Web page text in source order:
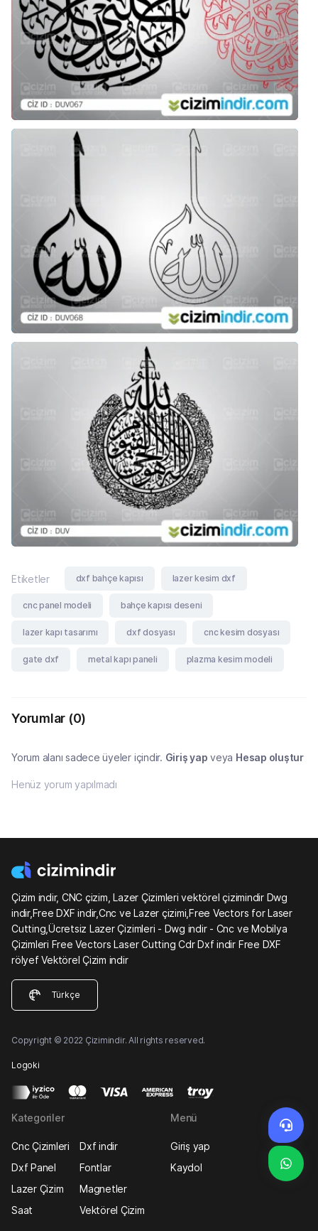
Etiketler dxf bahçe kapısı lazer kesim dxf
cnc panel modeli bahçe kapısı deseni
lazer kapı tasarımı dxf dosyası cnc kesim dosyası
gate dxf metal kapı paneli plazma kesim modeli
Yorumlar (0)
Yorum alanı sadece üyeler içindir. Giriş yap veya Hesap oluştur
Henüz yorum yapılmadı
Çizim indir, CNC çizim, Lazer Çizimleri vektörel çizimindir Dwg
indir,Free DXF indir,Cnc ve Lazer çizimi,Free Vectors for Laser
Cutting,Ücretsiz Lazer Çizimleri - Dwg indir - Cnc ve Mobilya
Çizimleri Free Vectors Laser Cutting Cdr Dxf indir Free DXF
rölyef Vektörel Çizim indir
Türkçe
Copyright © 2022 Çizimindir. All rights reserved.
Logoki
Kategoriler
Cnc Çizimleri
Dxf indir
Dxf Panel
Fontlar
Lazer Çizim
Magnetler
Saat
Vektörel Çizim
Menü
Giriş yap
Kaydol